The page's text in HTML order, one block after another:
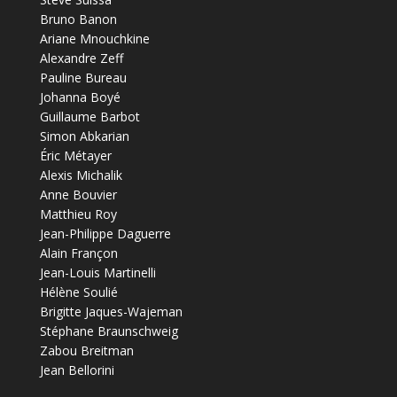
Bruno Banon
Ariane Mnouchkine
Alexandre Zeff
Pauline Bureau
Johanna Boyé
Guillaume Barbot
Simon Abkarian
Éric Métayer
Alexis Michalik
Anne Bouvier
Matthieu Roy
Jean-Philippe Daguerre
Alain Françon
Jean-Louis Martinelli
Hélène Soulié
Brigitte Jaques-Wajeman
Stéphane Braunschweig
Zabou Breitman
Jean Bellorini